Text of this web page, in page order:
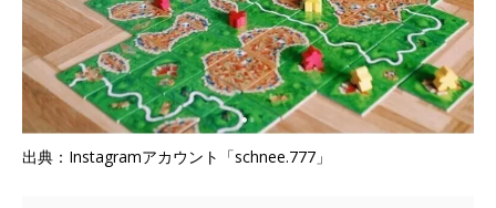
出典：Instagramアカウント「schnee.777」